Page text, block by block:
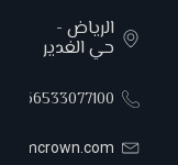
الرياض -
حي الغدير